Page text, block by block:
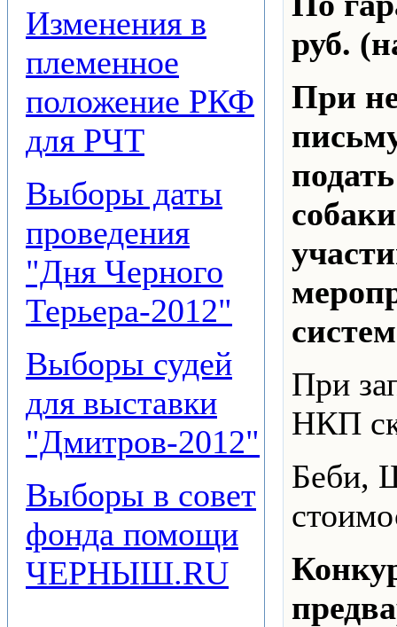
Изменения в
племенное
положение РКФ
для РЧТ
Выборы даты
проведения
"Дня Черного
Терьера-2012"
Выборы судей
для выставки
"Дмитров-2012"
Выборы в совет
фонда помощи
ЧЕРНЫШ.RU
руб.
При
При
НКП
Беби,